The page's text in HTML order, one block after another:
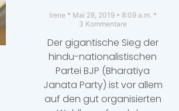
Irene Mai 28, 2019
8:09 a.m.
3 Kommentare
Der gigantische Sieg der
hindu-nationalistischen
Partei BJP (Bharatiya
Janata Party) ist vor allem
auf den gut organisierten